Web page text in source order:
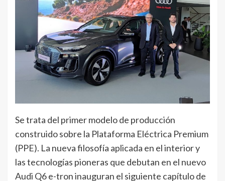
Se trata del primer modelo de producción
construido sobre la Plataforma Eléctrica Premium
(PPE). La nueva filosofía aplicada en el interior y
las tecnologías pioneras que debutan en el nuevo
Audi Q6 e-tron inauguran el siguiente capítulo de